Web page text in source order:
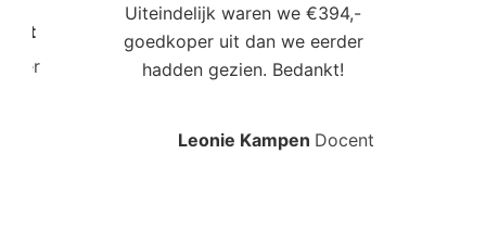
Uiteindelijk waren we €394,-
goedkoper uit dan we eerder
hadden gezien. Bedankt!
Leonie Kampen Docent